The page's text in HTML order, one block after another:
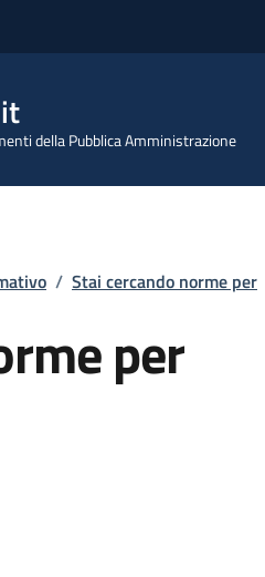
della Pubblica Amministrazione
/ Stai cercando norme per
per